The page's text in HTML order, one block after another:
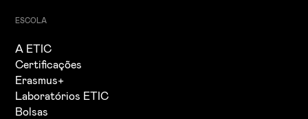
ESCOLA
A ETIC
Certificações
Erasmus+
Laboratórios ETIC
Bolsas